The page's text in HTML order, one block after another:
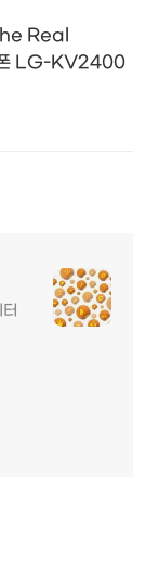
Real
LG-KV2400